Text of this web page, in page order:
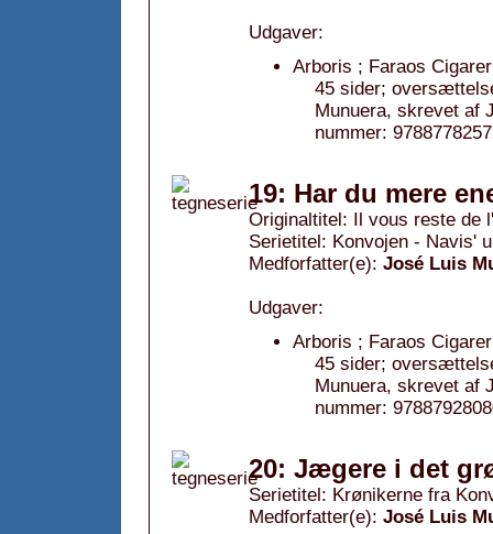
Udgaver:
Arboris ; Faraos
45 sider;
Munuera, skrevet af
nummer:
19: Har du mere
Originaltitel: Il vous reste de
Serietitel: Konvojen - Navis'
Medforfatter(e): José Luis
Udgaver:
Arboris ; Faraos
45 sider;
Munuera, skrevet af
nummer:
20: Jægere i det
Serietitel: Krønikerne fra
Medforfatter(e): José Luis